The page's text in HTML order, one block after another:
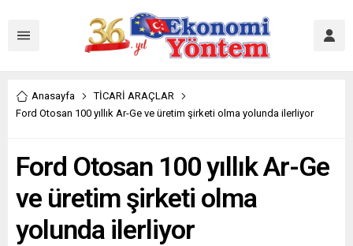
Anasayfa
TİCARİ ARAÇLAR
Ford Otosan 100 yıllık Ar-Ge ve üretim şirketi olma yolunda ilerliyor
Ford Otosan 100 yıllık Ar-Ge
ve üretim şirketi olma
yolunda ilerliyor